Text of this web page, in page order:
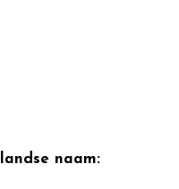
naam: